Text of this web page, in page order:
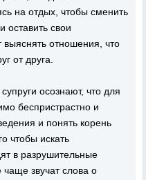
на отдых, чтобы сменить
оставить свои
отношения, что
от друга.
осознают, что для
беспристрастно и
и понять корень
чтобы искать
в разрушительные
чаще звучат слова о